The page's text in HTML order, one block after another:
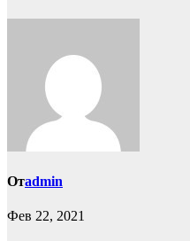
Отadmin
Фев 22, 2021